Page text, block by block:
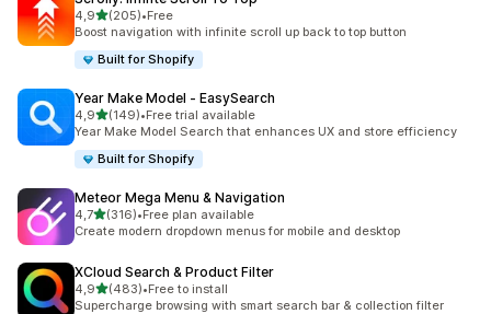
4,95 yıldız üzerinden
(205)
toplam 205 değerlendirme
•Free
Boost navigation with infinite scroll up back to top button
Built for Shopify
Year Make Model ‑ EasySearch
4,95 yıldız üzerinden
(149)
toplam 149 değerlendirme
•Free trial available
Year Make Model Search that enhances UX and store efficiency
Built for Shopify
Meteor Mega Menu & Navigation
4,75 yıldız üzerinden
(316)
toplam 316 değerlendirme
•Free plan available
Create modern dropdown menus for mobile and desktop
XCloud Search & Product Filter
4,95 yıldız üzerinden
(483)
toplam 483 değerlendirme
•Free to install
Supercharge browsing with smart search bar & collection filter